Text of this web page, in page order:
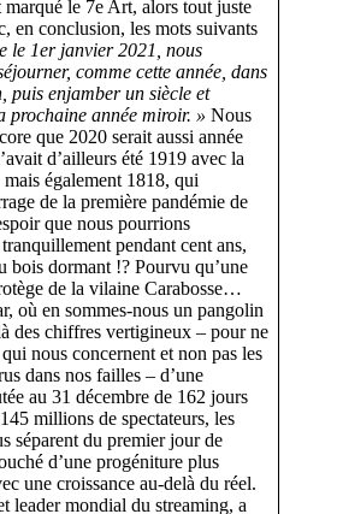
le 7e Art, alors tout juste
en conclusion, les mots suivants
le 1er janvier 2021, nous
comme cette année, dans
puis enjamber un siècle et
prochaine année miroir. » Nous
que 2020 serait aussi année
d’ailleurs été 1919 avec la
également 1818, qui
de la première pandémie de
que nous pourrions
pendant cent ans,
bois dormant !? Pourvu qu’une
de la vilaine Carabosse…
où en sommes-nous un pangolin
des chiffres vertigineux – pour ne
nous concernent et non pas les
dans nos failles – d’une
au 31 décembre de 162 jours
millions de spectateurs, les
séparent du premier jour de
d’une progéniture plus
une croissance au-delà du réel.
leader mondial du streaming, a